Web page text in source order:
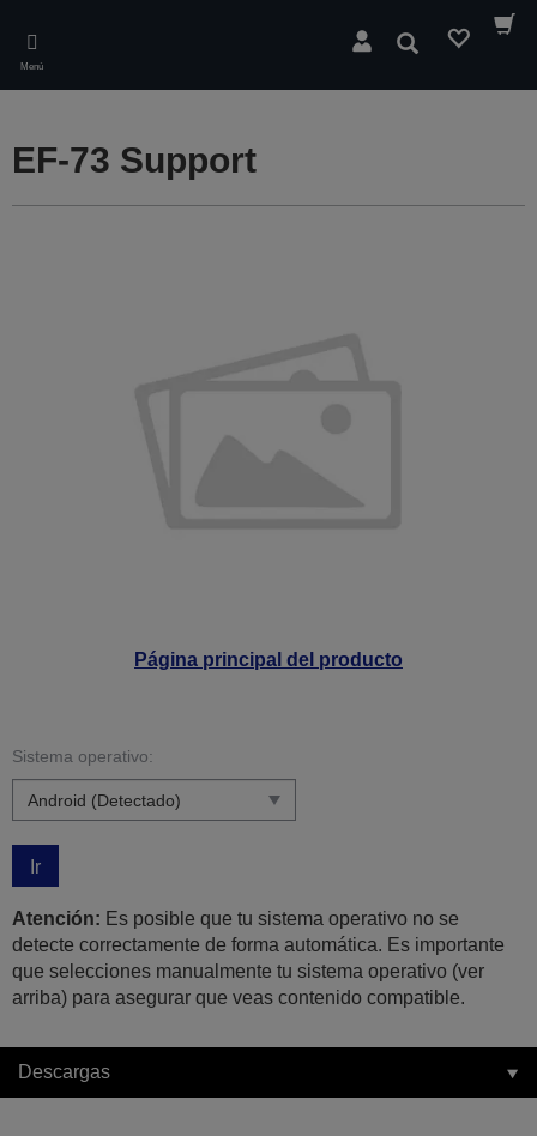
main
content
Menú
Buscar
Página principal del producto
EF-73 Support
Sistema operativo:
Ir
Atención: Es posible que tu sistema operativo no se
detecte correctamente de forma automática. Es importante
que selecciones manualmente tu sistema operativo (ver
arriba) para asegurar que veas contenido compatible.
Descargas